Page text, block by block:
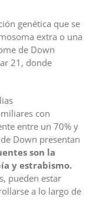
genética que se
extra o una
de Down
21, donde
con
entre un 70% y
Down presentan
son la
y estrabismo.
pueden estar
a lo largo de